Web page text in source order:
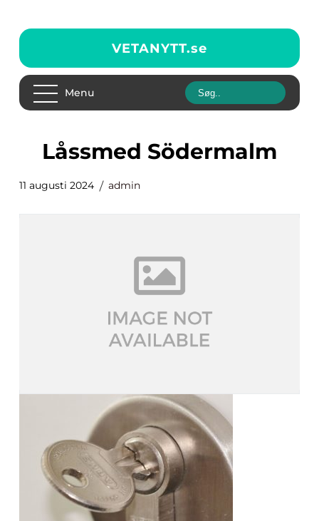
VETANYTT.se
Menu
Låssmed Södermalm
11 augusti 2024 admin